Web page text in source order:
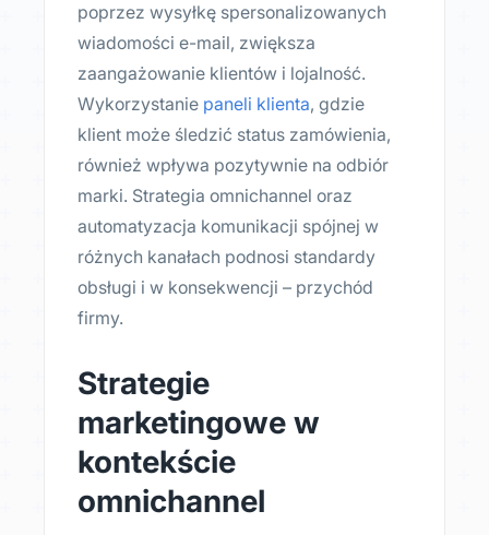
poprzez wysyłkę spersonalizowanych
wiadomości e-mail, zwiększa
zaangażowanie klientów i lojalność.
Wykorzystanie paneli klienta, gdzie
klient może śledzić status zamówienia,
również wpływa pozytywnie na odbiór
marki. Strategia omnichannel oraz
automatyzacja komunikacji spójnej w
różnych kanałach podnosi standardy
obsługi i w konsekwencji – przychód
firmy.
Strategie
marketingowe w
kontekście
omnichannel